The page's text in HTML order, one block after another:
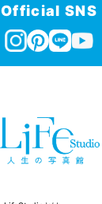
Official SNS